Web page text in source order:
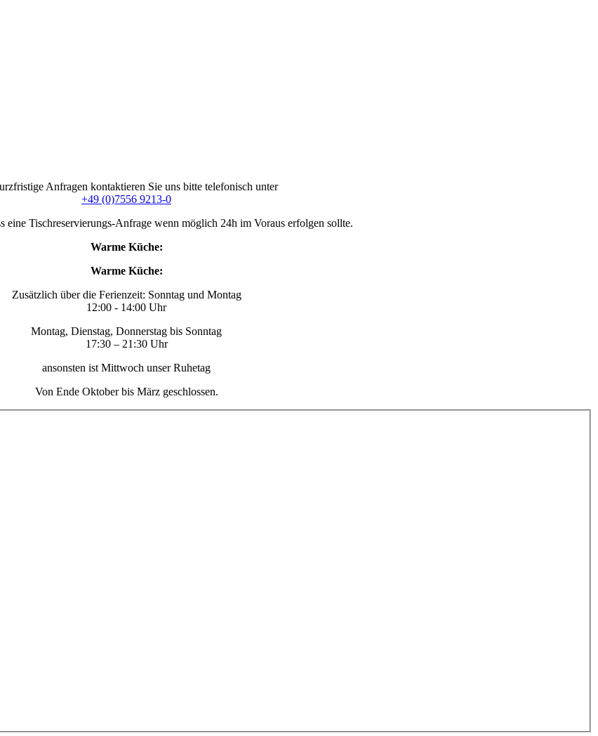
Anfragen kontaktieren Sie uns bitte telefonisch unter
+49 (0)7556 9213-0
eine Tischreservierungs-Anfrage wenn möglich 24h im Voraus erfolgen sollte.
Warme Küche:
Warme Küche:
Zusätzlich über die Ferienzeit: Sonntag und Montag
12:00 - 14:00 Uhr
Montag, Dienstag, Donnerstag bis Sonntag
17:30 – 21:30 Uhr
ansonsten ist Mittwoch unser Ruhetag
Von Ende Oktober bis März geschlossen.